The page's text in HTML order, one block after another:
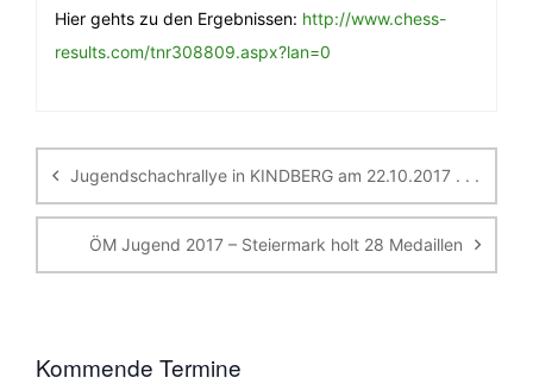
Hier gehts zu den Ergebnissen: http://www.chess-
results.com/tnr308809.aspx?lan=0
Jugendschachrallye in KINDBERG am 22.10.2017 . . .
ÖM Jugend 2017 – Steiermark holt 28 Medaillen
Kommende Termine